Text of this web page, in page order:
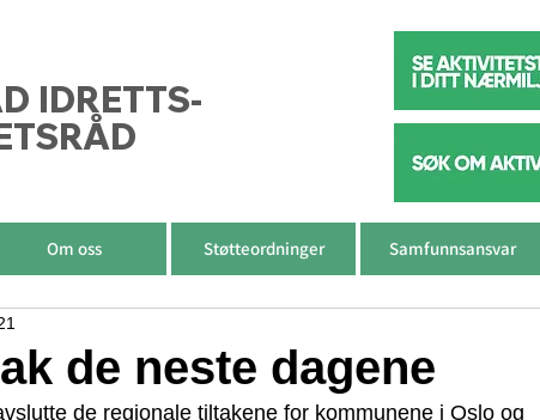
IDRETTS-
Om oss Støtteordninger Samfunnsansvar
de neste dagene
de regionale tiltakene for kommunene i Oslo og